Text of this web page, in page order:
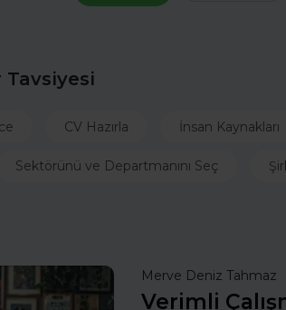
Tavsiyesi
CV Hazırla İnsan Kaynakları
Sektörünü ve Departmanını Seç
Merve Deniz Tahmaz
Verimli